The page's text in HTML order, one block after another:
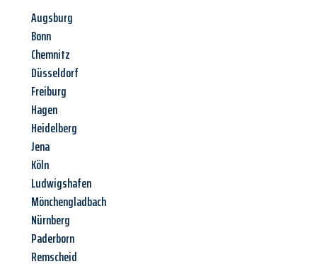
Augsburg
Bonn
Chemnitz
Düsseldorf
Freiburg
Hagen
Heidelberg
Jena
Köln
Ludwigshafen
Mönchengladbach
Nürnberg
Paderborn
Remscheid